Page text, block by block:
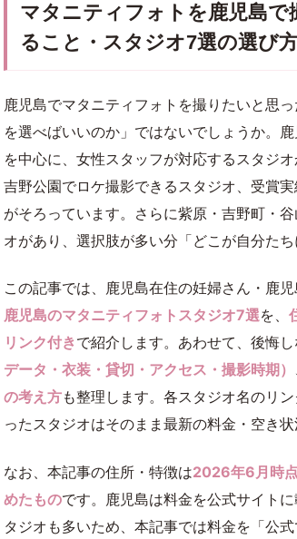
マタニティフォトを鹿児島
ること・スタジオ7選の選び
鹿児島でマタニティフォトを撮りたいと思
を選べばいいのか」ではないでしょうか。
を中心に、女性スタッフが対応するスタジ
吉野公園でロケ撮影できるスタジオ、受賞
がそろっています。さらに紫原・吉野町・
オがあり、選択肢が多い分「どこが自分た
この記事では、鹿児島在住の妊婦さん・鹿
鹿児島のマタニティフォトスタジオ7選を、
リンク付き で紹介します。あわせて、後悔
データ・衣装・貸切・アクセス・撮影時期）
の考え方も整理します。各スタジオ名のリ
ったスタジオはそのまま最新の料金・空き状
なお、本記事の住所・特徴は2026年6月時
めたものです。鹿児島は料金を公式サイト
タジオも多いため、本記事では料金を「公